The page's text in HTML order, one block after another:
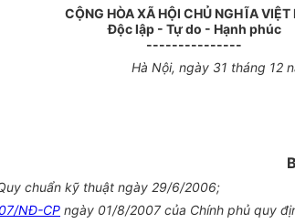
CỘNG HÒA XÃ HỘI CHỦ NGHĨA VIỆT
Độc lập - Tự do - Hạnh phúc
---------------
Hà Nội, ngày 31 tháng 12
chuẩn kỹ thuật ngày 29/6/2006;
NĐ-CP ngày 01/8/2007 của Chính phủ quy